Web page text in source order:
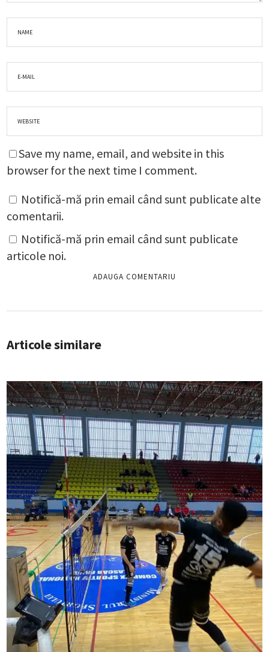
Save my name, email, and website in this
browser for the next time I comment.
Notifică-mă prin email când sunt publicate alte
comentarii.
Notifică-mă prin email când sunt publicate
articole noi.
Articole similare